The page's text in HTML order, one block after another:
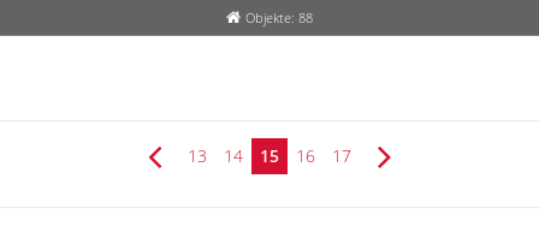
Objekte: 88
13 14 15 16 17